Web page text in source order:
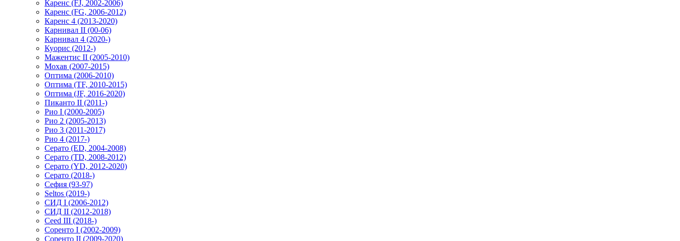
Каренс (FJ, 2002-2006)
Каренс (FG, 2006-2012)
Каренс 4 (2013-2020)
Карнивал II (00-06)
Карнивал 4 (2020-)
Куорис (2012-)
Мажентис II (2005-2010)
Мохав (2007-2015)
Оптима (2006-2010)
Оптима (TF, 2010-2015)
Оптима (JF, 2016-2020)
Пиканто II (2011-)
Рио I (2000-2005)
Рио 2 (2005-2013)
Рио 3 (2011-2017)
Рио 4 (2017-)
Серато (ED, 2004-2008)
Серато (TD, 2008-2012)
Серато (YD, 2012-2020)
Серато (2018-)
Сефия (93-97)
Seltos (2019-)
СИД I (2006-2012)
СИД II (2012-2018)
Ceed III (2018-)
Соренто I (2002-2009)
Соренто II (2009-2020)